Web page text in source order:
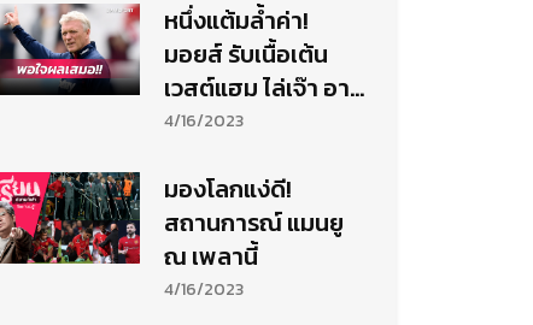
หนึ่งแต้มล้ำค่า!
มอยส์ รับเนื้อเต้น
เวสต์แฮม ไล่เจ๊า อาร์
เซน่อล
4/16/2023
มองโลกแง่ดี!
สถานการณ์ แมนยู
ณ เพลานี้
4/16/2023